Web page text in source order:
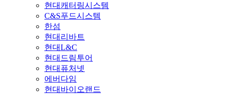
현대캐터링시스템
C&S푸드시스템
한섬
현대리바트
현대L&C
현대드림투어
현대퓨처넷
에버다임
현대바이오랜드